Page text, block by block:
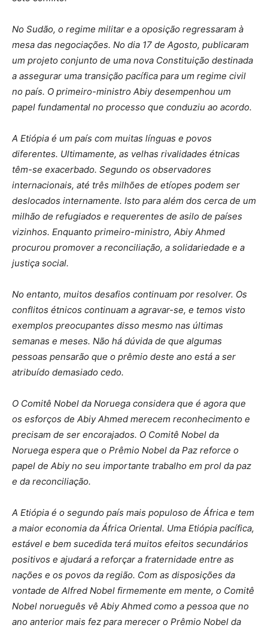
No Sudão, o regime militar e a oposição regressaram à
mesa das negociações. No dia 17 de Agosto, publicaram
um projeto conjunto de uma nova Constituição destinada
a assegurar uma transição pacífica para um regime civil
no país. O primeiro-ministro Abiy desempenhou um
papel fundamental no processo que conduziu ao acordo.
A Etiópia é um país com muitas línguas e povos
diferentes. Ultimamente, as velhas rivalidades étnicas
têm-se exacerbado. Segundo os observadores
internacionais, até três milhões de etíopes podem ser
deslocados internamente. Isto para além dos cerca de um
milhão de refugiados e requerentes de asilo de países
vizinhos. Enquanto primeiro-ministro, Abiy Ahmed
procurou promover a reconciliação, a solidariedade e a
justiça social.
No entanto, muitos desafios continuam por resolver. Os
conflitos étnicos continuam a agravar-se, e temos visto
exemplos preocupantes disso mesmo nas últimas
semanas e meses. Não há dúvida de que algumas
pessoas pensarão que o prêmio deste ano está a ser
atribuído demasiado cedo.
O Comitê Nobel da Noruega considera que é agora que
os esforços de Abiy Ahmed merecem reconhecimento e
precisam de ser encorajados. O Comitê Nobel da
Noruega espera que o Prêmio Nobel da Paz reforce o
papel de Abiy no seu importante trabalho em prol da paz
e da reconciliação.
A Etiópia é o segundo país mais populoso de África e tem
a maior economia da África Oriental. Uma Etiópia pacífica,
estável e bem sucedida terá muitos efeitos secundários
positivos e ajudará a reforçar a fraternidade entre as
nações e os povos da região. Com as disposições da
vontade de Alfred Nobel firmemente em mente, o Comitê
Nobel norueguês vê Abiy Ahmed como a pessoa que no
ano anterior mais fez para merecer o Prêmio Nobel da